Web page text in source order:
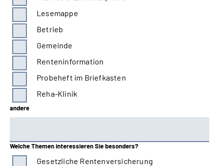
Lesemappe
Betrieb
Gemeinde
Renteninformation
Probeheft im Briefkasten
Reha-Klinik
andere
Welche Themen interessieren Sie besonders?
Gesetzliche Rentenversicherung